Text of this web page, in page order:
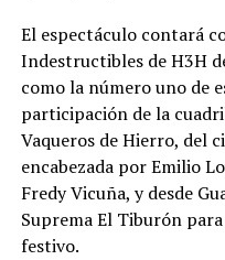
El espectáculo contará
Indestructibles de H3H
como la número uno de
participación de la
Vaqueros de Hierro, del
encabezada por Emilio
Fredy Vicuña, y desde
Suprema El Tiburón
festivo.